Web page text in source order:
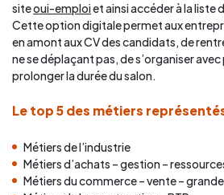
siteoui-emploiet ainsi accéder à la liste
Cette option digitale permet aux
en amont aux CV des candidats, de
ne se déplaçant pas, de s’organiser
prolonger la durée du salon.
Le top 5 des métiers
Métiers de l’industrie
Métiers d’achats – gestion –
Métiers du commerce – vente –